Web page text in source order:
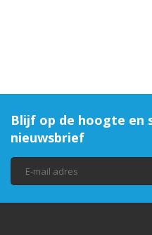
Blijf op de hoogte en
nieuwsbrief